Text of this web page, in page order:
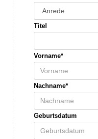
Titel
Vorname*
Nachname*
Geburtsdatum